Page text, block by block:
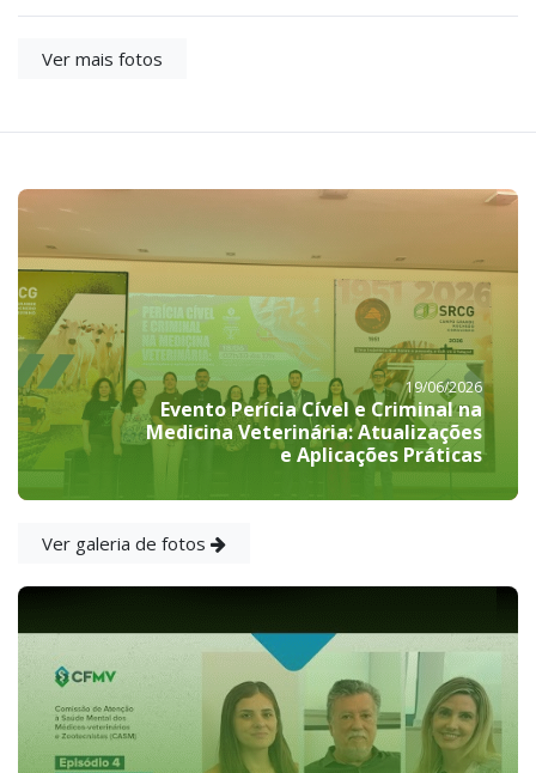
Ver mais fotos
19/06/2026
Evento Perícia Cível e Criminal na
Medicina Veterinária: Atualizações
e Aplicações Práticas
Ver galeria de fotos